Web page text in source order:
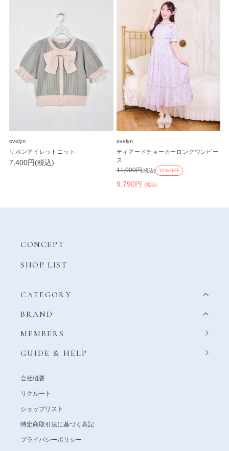
evelyn
リボンアイレットニット
7,400円(税込)
evelyn
ティアードチョーカーロングワンピー
ス
9,790円 (税込)
11,000円(税込) 11%OFF
CONCEPT
SHOP LIST
CATEGORY
BRAND
MEMBERS
GUIDE & HELP
会社概要
リクルート
ショップリスト
特定商取引法に基づく表記
プライバシーポリシー